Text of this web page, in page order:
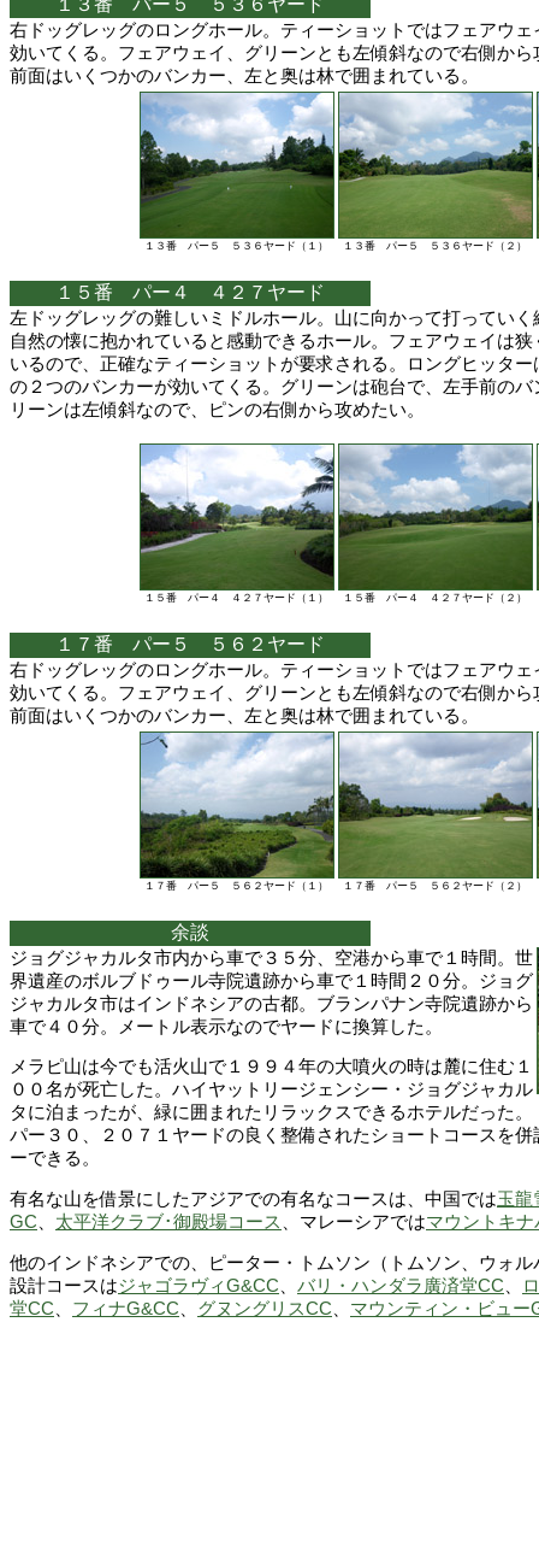
右ドッグレッグのロングホール。ティーショットではフェアウ
効いてくる。フェアウェイ、グリーンとも左傾斜なので右側か
前面はいくつかのバンカー、左と奥は林で囲まれている。
１３番 パー５ ５３６ヤード（２）
１３番 パー５ ５３６ヤード（１）
１５番 パー４ ４２７ヤード
左ドッグレッグの難しいミドルホール。山に向かって打ってい
自然の懐に抱かれていると感動できるホール。フェアウェイは
いるので、正確なティーショットが要求される。ロングヒッタ
の２つのバンカーが効いてくる。グリーンは砲台で、左手前の
リーンは左傾斜なので、ピンの右側から攻めたい。
１５番 パー４ ４２７ヤード（２）
１５番 パー４ ４２７ヤード（１）
１７番 パー５ ５６２ヤード
右ドッグレッグのロングホール。ティーショットではフェアウ
効いてくる。フェアウェイ、グリーンとも左傾斜なので右側か
前面はいくつかのバンカー、左と奥は林で囲まれている。
１７番 パー５ ５６２ヤード（２）
１７番 パー５ ５６２ヤード（１）
余談
ジョグジャカルタ市内から車で３５分、空港から車で１時間。世
界遺産のボルブドゥール寺院遺跡から車で１時間２０分。ジョグ
ジャカルタ市はインドネシアの古都。ブランパナン寺院遺跡から
車で４０分。メートル表示なのでヤードに換算した。
メラピ山は今でも活火山で１９９４年の大噴火の時は麓に住む１
００名が死亡した。ハイヤットリージェンシー・ジョグジャカル
タに泊まったが、緑に囲まれたリラックスできるホテルだった。
パー３０、２０７１ヤードの良く整備されたショートコースを
ーできる。
有名な山を借景にしたアジアでの有名なコースは、中国では玉龍
GC
太平洋クラブ･御殿場コース 、マレーシアではマウントキ
他のインドネシアでの、ピーター・トムソン（トムソン、ウォ
設計コースはジャゴラヴィG&CC バリ・ハンダラ廣済堂CC
堂CC
フィナG&CC グヌングリスCC マウンティン・ビュー